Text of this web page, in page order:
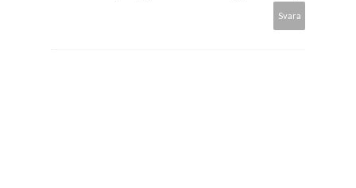
Svara